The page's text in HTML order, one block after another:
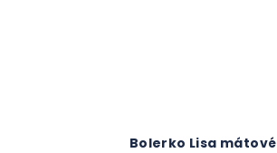
Bolerko Lisa mátové